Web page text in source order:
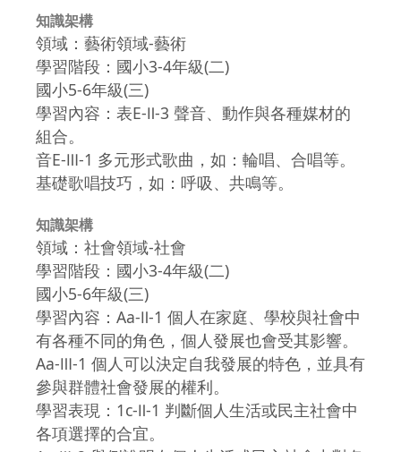
知識架構
領域：藝術領域-藝術
學習階段：國小3-4年級(二)
國小5-6年級(三)
學習內容：表E-Ⅱ-3 聲音、動作與各種媒材的
組合。
音E-Ⅲ-1 多元形式歌曲，如：輪唱、合唱等。
基礎歌唱技巧，如：呼吸、共鳴等。
知識架構
領域：社會領域-社會
學習階段：國小3-4年級(二)
國小5-6年級(三)
學習內容：Aa-Ⅱ-1 個人在家庭、學校與社會中
有各種不同的角色，個人發展也會受其影響。
Aa-Ⅲ-1 個人可以決定自我發展的特色，並具有
參與群體社會發展的權利。
學習表現：1c-Ⅱ-1 判斷個人生活或民主社會中
各項選擇的合宜。